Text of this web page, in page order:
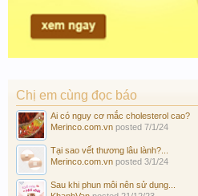
Chị em cùng đọc báo
Ai có nguy cơ mắc cholesterol cao?
Merinco.com.vn posted 7/1/24
Tại sao vết thương lâu lành?...
Merinco.com.vn posted 3/1/24
Sau khi phun môi nên sử dụng...